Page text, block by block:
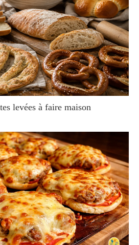
levées à faire maison